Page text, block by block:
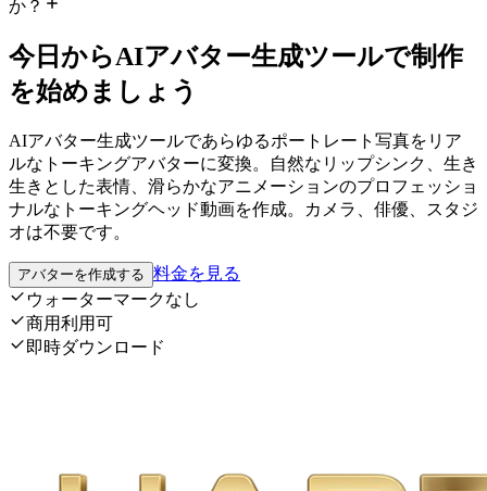
か？
今日からAIアバター生成ツールで制作
を始めましょう
AIアバター生成ツールであらゆるポートレート写真をリア
ルなトーキングアバターに変換。自然なリップシンク、生き
生きとした表情、滑らかなアニメーションのプロフェッショ
ナルなトーキングヘッド動画を作成。カメラ、俳優、スタジ
オは不要です。
アバターを作成する 料金を見る
ウォーターマークなし
商用利用可
即時ダウンロード